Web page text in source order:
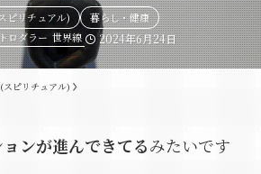
ピリチュアル)
暮らし・健康
ロダラー 世界線 2024年6月24日
スピリチュアル)
ンが進んできてるみたいです